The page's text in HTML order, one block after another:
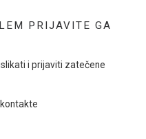
PRIJAVITE GA
i prijaviti zatečene